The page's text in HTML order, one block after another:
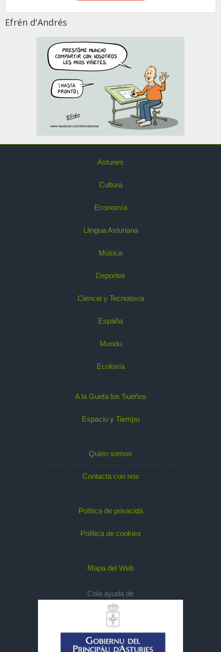
Efrén d'Andrés
Asturies
Cultura
Economía
Llingua Asturiana
Música
Deportes
Ciencia y Tecnoloxía
España
Mundu
Ecoloxía
A la Gueta los Sueños
Espaciu y Tiempu
Quién somos
Contacta con nos
Política de privacidá
Política de cookies
Mapa del Web
Cola ayuda de